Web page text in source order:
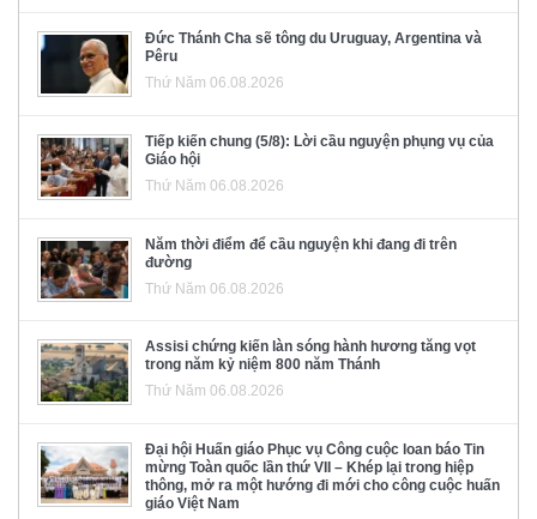
Đức Thánh Cha sẽ tông du Uruguay, Argentina và
Pêru
Thứ Năm 06.08.2026
Tiếp kiến chung (5/8): Lời cầu nguyện phụng vụ của
Giáo hội
Thứ Năm 06.08.2026
Năm thời điểm để cầu nguyện khi đang đi trên
đường
Thứ Năm 06.08.2026
Assisi chứng kiến làn sóng hành hương tăng vọt
trong năm kỷ niệm 800 năm Thánh
Thứ Năm 06.08.2026
Đại hội Huấn giáo Phục vụ Công cuộc loan báo Tin
mừng Toàn quốc lần thứ VII – Khép lại trong hiệp
thông, mở ra một hướng đi mới cho công cuộc huấn
giáo Việt Nam